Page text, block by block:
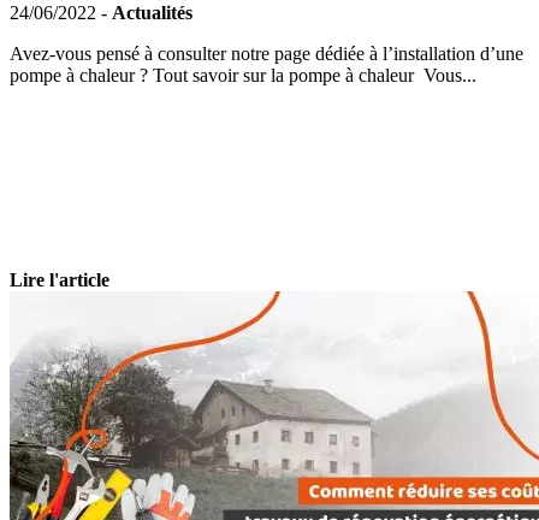
24/06/2022 - Actualités
Avez-vous pensé à consulter notre page dédiée à l’installation d’une
pompe à chaleur ? Tout savoir sur la pompe à chaleur Vous...
Lire l'article